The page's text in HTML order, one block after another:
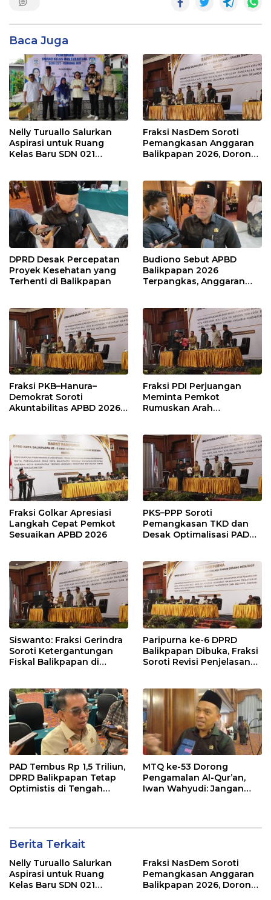
Baca Juga
Nelly Turuallo Salurkan
Aspirasi untuk Ruang
Kelas Baru SDN 021
Fraksi NasDem Soroti
Pemangkasan Anggaran
Balikpapan 2026, Dorong
DPRD Desak Percepatan
Proyek Kesehatan yang
Terhenti di Balikpapan
Budiono Sebut APBD
Balikpapan 2026
Terpangkas, Anggaran
Fraksi PKB–Hanura–
Demokrat Soroti
Akuntabilitas APBD 2026
Modal
Fraksi PDI Perjuangan
Meminta Pemkot
Rumuskan Arah
Penyangga IKN
Fraksi Golkar Apresiasi
Langkah Cepat Pemkot
Sesuaikan APBD 2026
PKS–PPP Soroti
Pemangkasan TKD dan
Desak Optimalisasi PAD
Siswanto: Fraksi Gerindra
Soroti Ketergantungan
Fiskal Balikpapan di
Paripurna ke-6 DPRD
Balikpapan Dibuka, Fraksi
Soroti Revisi Penjelasan
PAD Tembus Rp 1,5 Triliun,
DPRD Balikpapan Tetap
Optimistis di Tengah
MTQ ke-53 Dorong
Pengamalan Al-Qur’an,
Iwan Wahyudi: Jangan
Berita Terkait
Nelly Turuallo Salurkan
Aspirasi untuk Ruang
Kelas Baru SDN 021
Fraksi NasDem Soroti
Pemangkasan Anggaran
Balikpapan 2026, Dorong